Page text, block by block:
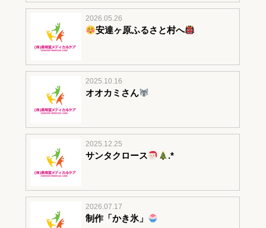
2026.05.26
安達ヶ原ふるさと村へ
2025.10.16
オオカミさん
2025.12.25
サンタクロース .*
2026.07.17
制作「かき氷」